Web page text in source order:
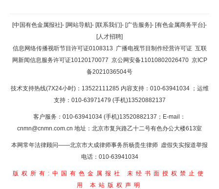
返回顶部
返回首页
[中国有色金属报社]- [网站导航]- [联系我们]- [广告服务]- [有色金属商务平台]-
[人才招聘]
信息网络传播视听节目许可证0108313 广播电视节目制作经营许可证 互联
网新闻信息服务许可证10120170077 京公网安备11010802026470 京ICP
备2021036504号
技术支持热线(7X24小时)：13522111285 内容支持：010-63941034 ；运维
支持：010-63971479 (手机)13520882137
客户服务：010-63941034 (手机)13520882137；E-mail：
cnmn@cnmn.com.cn 地址：北京市复兴路乙十二号有色办公大楼613室
本网常年法律顾问——北京市大成律师事务所杨贵生律师 虚假失实报道举报
电话：010-63941034
版权所有:中国有色金属报社
未经书面授权禁止使
用 本站版权声明